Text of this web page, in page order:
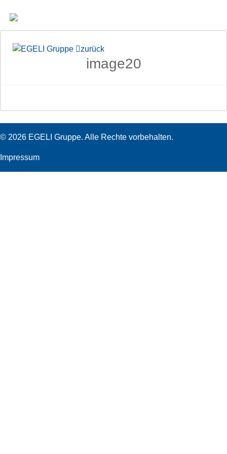
zurück
image20
© 2026 EGELI Gruppe. Alle Rechte vorbehalten.
Impressum